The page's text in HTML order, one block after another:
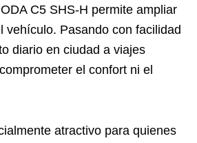
C5 SHS-H permite ampliar
vehículo. Pasando con facilidad
diario en ciudad a viajes
el confort ni el
atractivo para quienes